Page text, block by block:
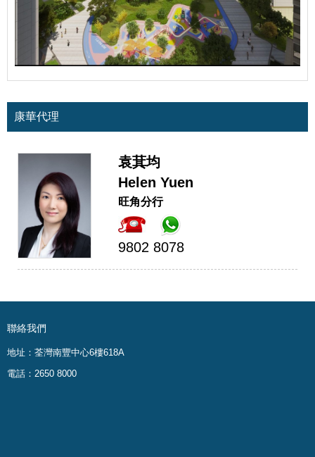
康華代理
袁萁均
Helen Yuen
旺角分行
9802 8078
聯絡我們
地址：荃灣南豐中心6樓618A
電話：2650 8000